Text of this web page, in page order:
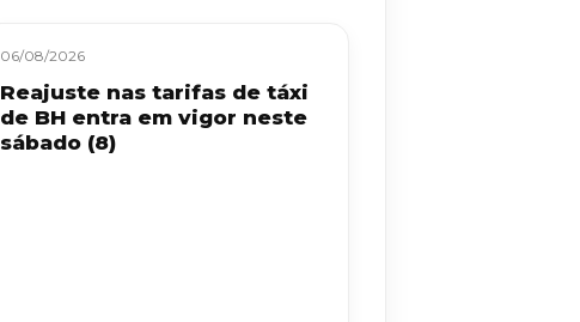
06/08/2026
Reajuste nas tarifas de táxi
de BH entra em vigor neste
sábado (8)